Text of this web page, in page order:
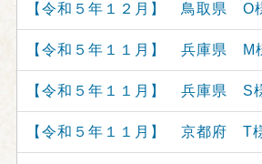
【令和５年１２月】 鳥取県 O
【令和５年１１月】 兵庫県 M
【令和５年１１月】 兵庫県 S
【令和５年１１月】 京都府 T